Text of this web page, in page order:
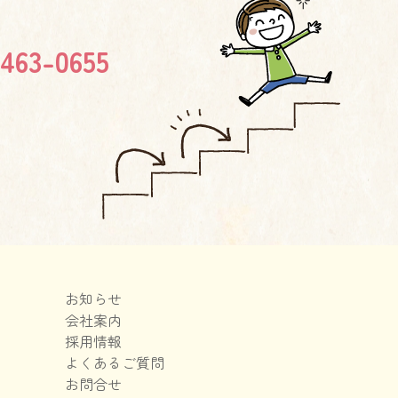
0655
お知らせ
会社案内
採用情報
よくあるご質問
お問合せ